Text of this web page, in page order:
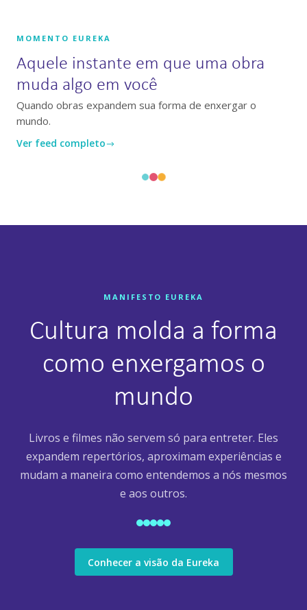
MOMENTO EUREKA
Aquele instante em que uma obra
muda algo em você
Quando obras expandem sua forma de enxergar o
mundo.
Ver feed completo
MANIFESTO EUREKA
Cultura molda a forma
como enxergamos o
mundo
Livros e filmes não servem só para entreter. Eles
expandem repertórios, aproximam experiências e
mudam a maneira como entendemos a nós mesmos
e aos outros.
Conhecer a visão da Eureka